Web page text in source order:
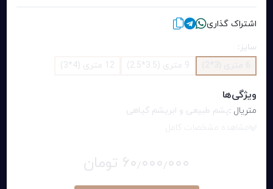
اشتراک گذاری
سایز:
9 متری (3.5*2.5) 12 متری (4*3)
ویژگی‌ها
متریال :پشم طبیعی و ابریشم گیاهی
مشاهده مشخصات کامل
۶۰٫۰۰۰٫۰۰۰ تومان